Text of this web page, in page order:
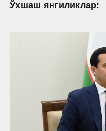
Ўхшаш янгиликлар: